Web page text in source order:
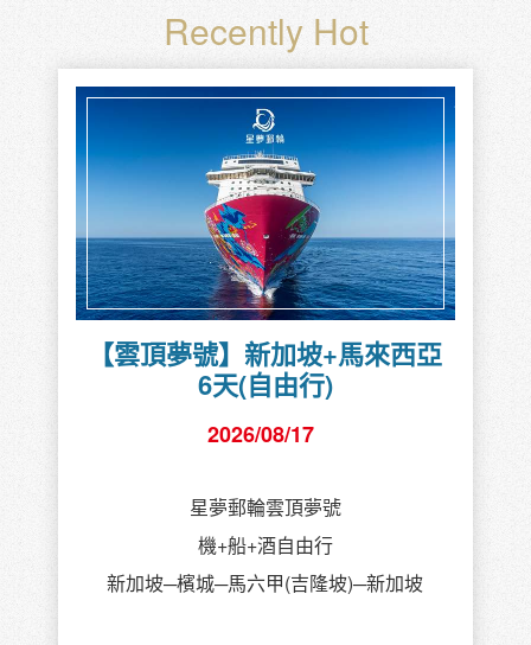
Recently Hot
【雲頂夢號】新加坡+馬來西亞
6天(自由行)
2026/08/17
星夢郵輪雲頂夢號
機+船+酒自由行
新加坡─檳城─馬六甲(吉隆坡)─新加坡